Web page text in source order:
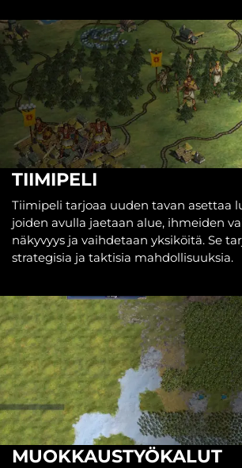
TIIMIPELI
Tiimipeli tarjoaa uuden tavan asettaa
joiden avulla jaetaan alue, ihmeiden
näkyvyys ja vaihdetaan yksiköitä. Se
strategisia ja taktisia mahdollisuuksia.
MUOKKAUSTYÖKALUT